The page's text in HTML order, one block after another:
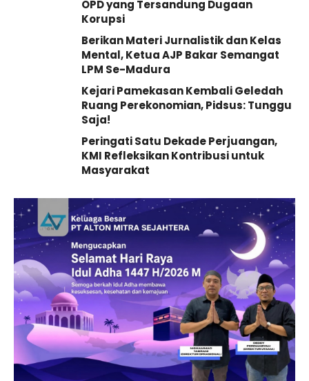
OPD yang Tersandung Dugaan
Korupsi
Berikan Materi Jurnalistik dan Kelas
Mental, Ketua AJP Bakar Semangat
LPM Se-Madura
Kejari Pamekasan Kembali Geledah
Ruang Perekonomian, Pidsus: Tunggu
Saja!
Peringati Satu Dekade Perjuangan,
KMI Refleksikan Kontribusi untuk
Masyarakat